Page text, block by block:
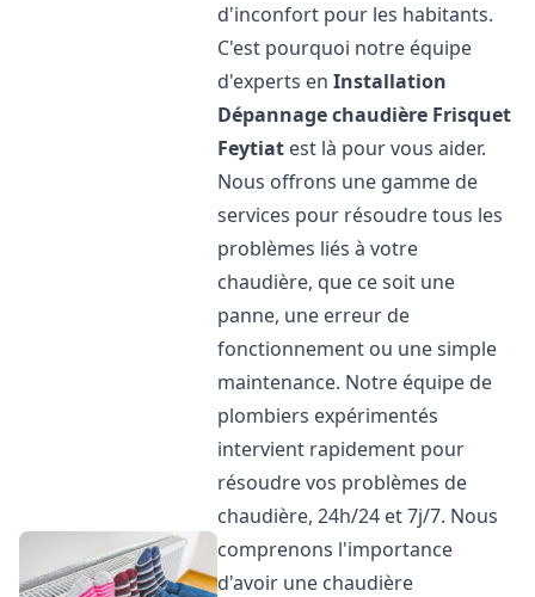
d'inconfort pour les habitants.
C'est pourquoi notre équipe
d'experts enInstallation
Dépannage chaudière Frisquet
Feytiat est là pour vous aider.
Nous offrons une gamme de
services pour résoudre tous les
problèmes liés à votre
chaudière, que ce soit une
panne, une erreur de
fonctionnement ou une simple
maintenance. Notre équipe de
plombiers expérimentés
intervient rapidement pour
résoudre vos problèmes de
chaudière, 24h/24 et 7j/7. Nous
comprenons l'importance
d'avoir une chaudière